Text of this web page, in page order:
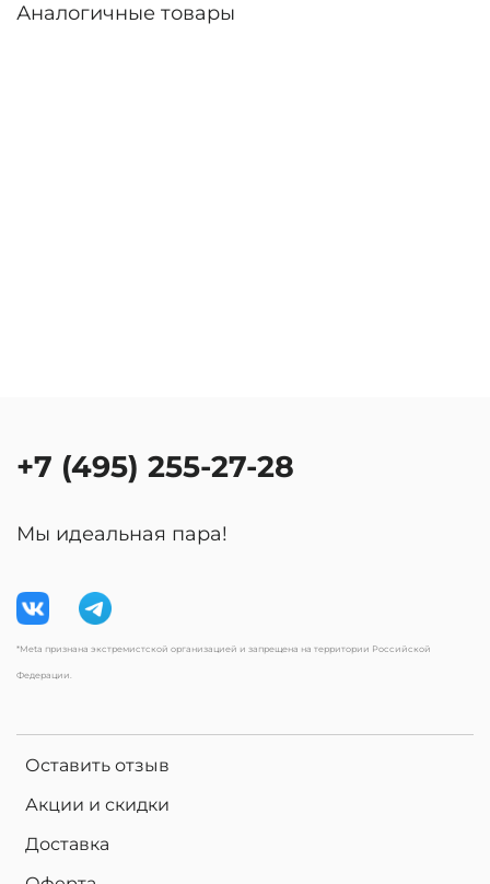
Аналогичные товары
Оставить отзыв
Акции и скидки
Доставка
+7 (495) 255-27-28
Мы идеальная пара!
*Meta признана экстремистской организацией и запрещена на территории Российской
Федерации.